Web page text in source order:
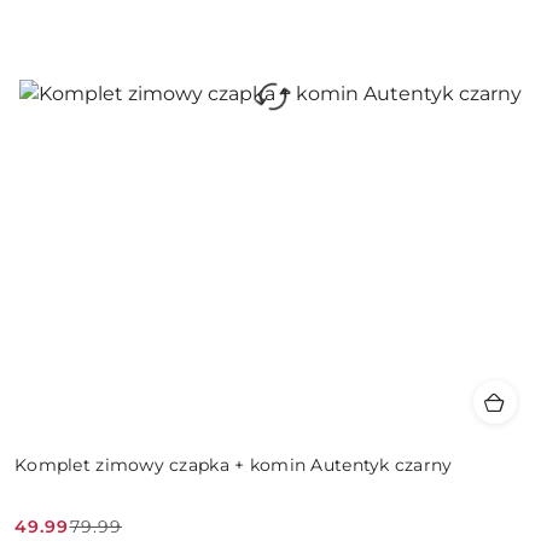
Komplet zimowy czapka + komin Autentyk czarny
49.9979.99